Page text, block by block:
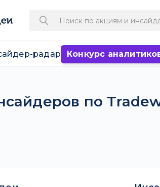
радар Конкурс
по